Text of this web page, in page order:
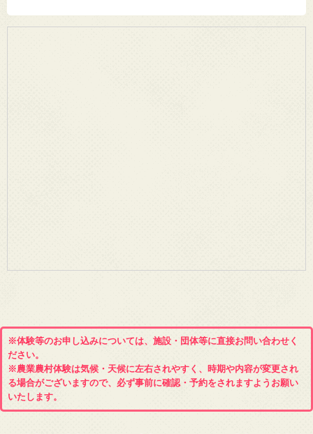
※体験等のお申し込みについては、施設・団体等に直接お問い合わせく
ださい。
※農業農村体験は気候・天候に左右されやすく、時期や内容が変更され
る場合がございますので、必ず事前に確認・予約をされますようお願い
いたします。